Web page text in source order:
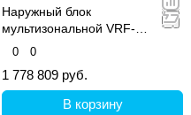
Наружный блок
мультизональной VRF-
системы, серия ERXY
0 0
1 778 809 руб.
В корзину